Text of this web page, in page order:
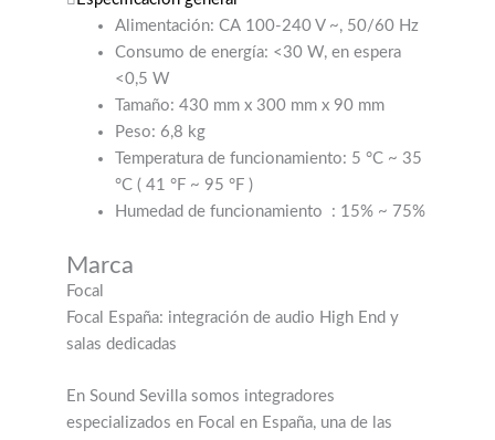
Alimentación: CA 100-240 V ~, 50/60 Hz
Consumo de energía: <30 W, en espera
<0,5 W
Tamaño: 430 mm x 300 mm x 90 mm
Peso: 6,8 kg
Temperatura de funcionamiento: 5 °C ~ 35
°C ( 41 °F ~ 95 °F)
Humedad de funcionamiento : 15% ~ 75%
Marca
Focal
Focal España: integración de audio High End y
salas dedicadas
En Sound Sevilla somos integradores
especializados en Focal en España, una de las